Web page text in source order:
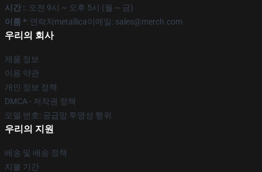
시간 :: 오전 9시 ~ 오후 5시 (월 ~ 금)
이름 *: 연락처metallica이메일: sales@merch.com
우리의 회사
제품 정보
이용 약관
개인 정보 정책
DMCA - 저작권 정책
모델 번호: 공급망 투명성 행위
우리의 지원
배송 및 배송 정책
지불 기간